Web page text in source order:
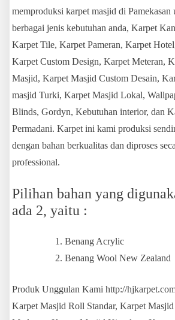
memproduksi karpet masjid di Pamekasan
berbagai jenis kebutuhan anda, Karpet
Karpet Tile, Karpet Pameran, Karpet
Karpet Custom Design, Karpet Meteran,
Masjid, Karpet Masjid Custom Desain,
masjid Turki, Karpet Masjid Lokal,
Blinds, Gordyn, Kebutuhan interior, dan
Permadani. Karpet ini kami produksi
dengan bahan berkualitas dan diproses
professional.
Pilihan bahan yang
ada 2, yaitu :
Benang Acrylic
Benang Wool New Zealand
Produk Unggulan Kami http://
Karpet Masjid Roll Standar, Karpet Masjid